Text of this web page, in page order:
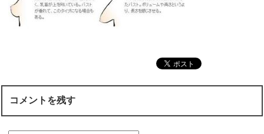
コメントを残す